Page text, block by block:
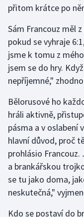
přitom krátce po
Sám Francouz měl
pokud se vyhraje
jsme k tomu z
jsem se do hry.
nepříjemné,"
Bělorusové ho
hráli aktivně,
pásma a v oslabení
hlavní důvod, proč
prohlásio Francouz.
a brankářskou
se tu jako doma,
neskutečná,"
Kdo se postaví do